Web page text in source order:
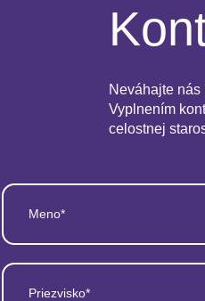
Neváhajte
Vyplnením
celostnej
Meno*
Priezvisko*